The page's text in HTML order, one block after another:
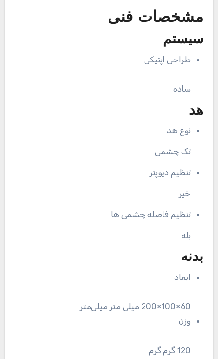
مشخصات فنی
سیستم
طراحی اپتیکی
ساده
هد
نوع هد
تک چشمی
تنظیم دیوپتر
خیر
تنظیم فاصله چشمی ها
بله
بدنه
ابعاد
60×100×200 میلی متر میلی‌متر
وزن
120 گرم گرم